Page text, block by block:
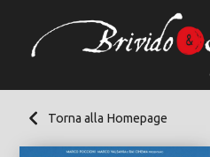
Torna alla Homepage